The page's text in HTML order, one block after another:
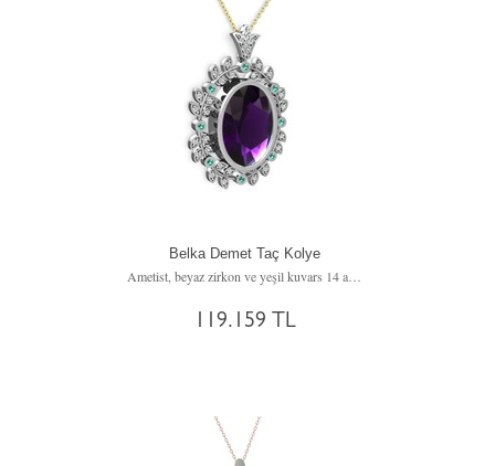
Belka Demet Taç Kolye
Ametist, beyaz zirkon ve yeşil kuvars 14 ayar beyaz altın kolye (40 cm altın rolo zincir)
119.159 TL